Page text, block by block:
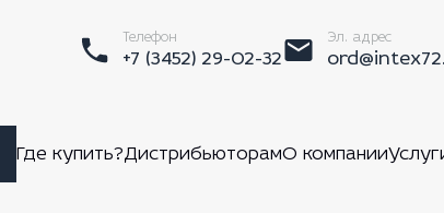
Телефон
+7 (3452) 29-02-32
Эл. адрес
Где купить?ДистрибьюторамО компании